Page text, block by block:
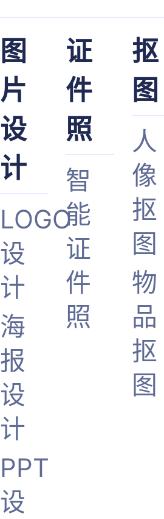
图
片
设
计
LOGO
设
计
海
报
设
计
PPT
设
证
件
照
智
能
证
件
照
抠
图
人
像
抠
图
物
品
抠
图